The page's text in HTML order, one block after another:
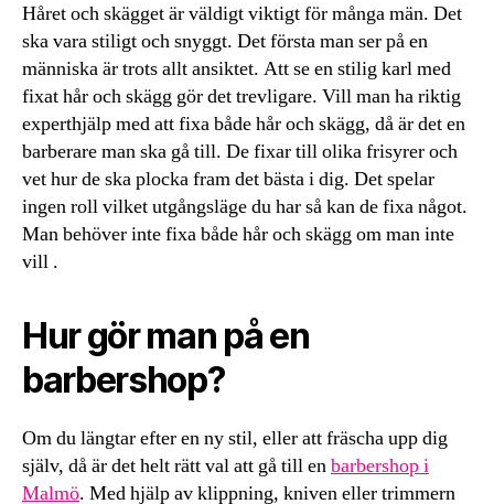
Håret och skägget är väldigt viktigt för många män. Det
ska vara stiligt och snyggt. Det första man ser på en
människa är trots allt ansiktet. Att se en stilig karl med
fixat hår och skägg gör det trevligare. Vill man ha riktig
experthjälp med att fixa både hår och skägg, då är det en
barberare man ska gå till. De fixar till olika frisyrer och
vet hur de ska plocka fram det bästa i dig. Det spelar
ingen roll vilket utgångsläge du har så kan de fixa något.
Man behöver inte fixa både hår och skägg om man inte
vill .
Hur gör man på en
barbershop?
Om du längtar efter en ny stil, eller att fräscha upp dig
själv, då är det helt rätt val att gå till enbarbershop i
Malmö. Med hjälp av klippning, kniven eller trimmern